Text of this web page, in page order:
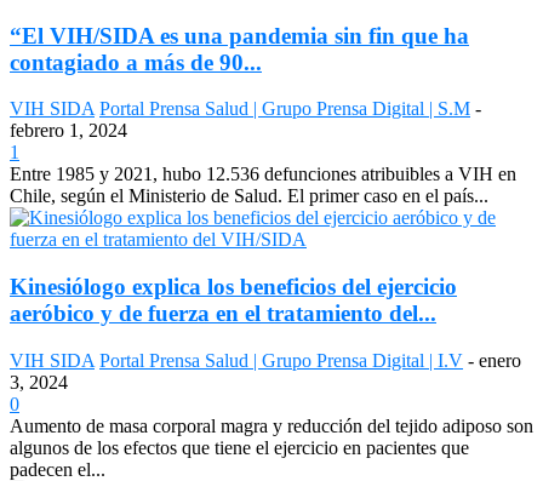
“El VIH/SIDA es una pandemia sin fin que ha
contagiado a más de 90...
VIH SIDA Portal Prensa Salud | Grupo Prensa Digital | S.M -
febrero 1, 2024
1
Entre 1985 y 2021, hubo 12.536 defunciones atribuibles a VIH en
Chile, según el Ministerio de Salud. El primer caso en el país...
Kinesiólogo explica los beneficios del ejercicio
aeróbico y de fuerza en el tratamiento del...
VIH SIDA Portal Prensa Salud | Grupo Prensa Digital | I.V - enero
3, 2024
0
Aumento de masa corporal magra y reducción del tejido adiposo son
algunos de los efectos que tiene el ejercicio en pacientes que
padecen el...